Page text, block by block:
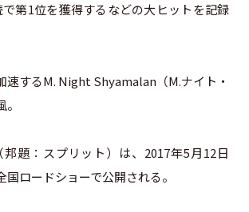
第1位を獲得するなどの大ヒットを記録
速するM. Night Shyamalan（M.ナイト・
題：スプリット）は、2017年5月12日
国ロードショーで公開される。